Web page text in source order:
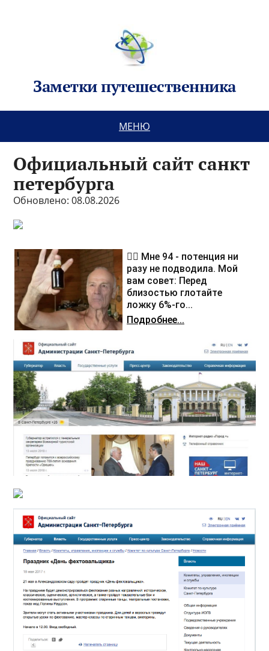
Заметки путешественника
МЕНЮ
Официальный сайт санкт
петербурга
Обновлено: 08.08.2026
❤️‍🔥 Мне 94 - потенция ни
разу не подводила. Мой
вам совет: Перед
близостью глотайте
ложку 6%-го...
Подробнее...